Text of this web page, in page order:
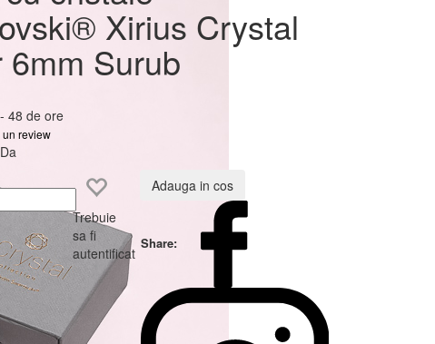
Xirius Crystal
6mm Surub
48 de ore
un review
Da
Trebuie
sa fi
autentificat
Adauga in cos
Share: